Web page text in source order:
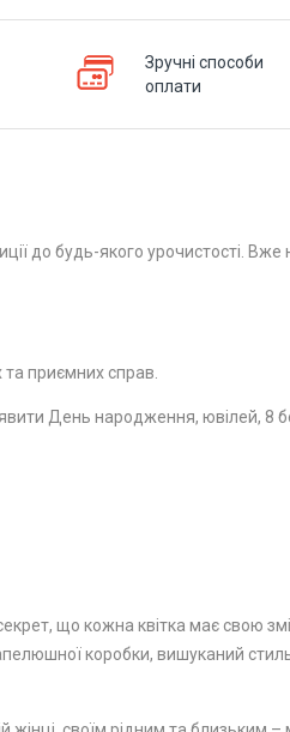
Зручні способи
оплати
до будь-якого урочистості.
приємних справ.
День народження, ювілей, 8
що кожна квітка має свою
коробки, вишуканий